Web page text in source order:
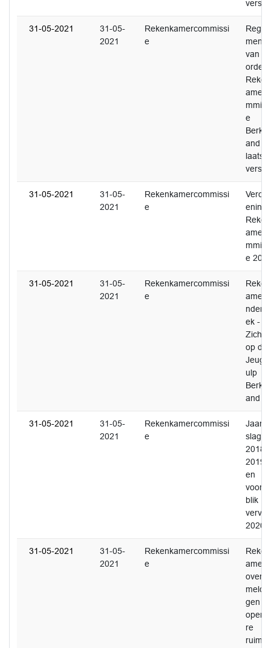
versie
31-05-2021
31-05-
2021
Rekenkamercommissi
e
Regle
ment
van
orde
e
Berkell
and -
laatste
versie
31-05-2021
31-05-
2021
Rekenkamercommissi
e
Verord
ening
e
31-05-2021
31-05-
2021
Rekenkamercommissi
e
amero
ek -
Zicht
op de
ulp
Berkell
and
31-05-2021
31-05-
2021
Rekenkamercommissi
e
slag
2018
2019
en
vooruit
blik
2020
31-05-2021
31-05-
2021
Rekenkamercommissi
e
amer
over
meldin
gen
re
ruimte